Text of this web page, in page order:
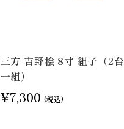
三方 吉野桧 8寸 組子（2台
一組）
¥7,300 (税込)